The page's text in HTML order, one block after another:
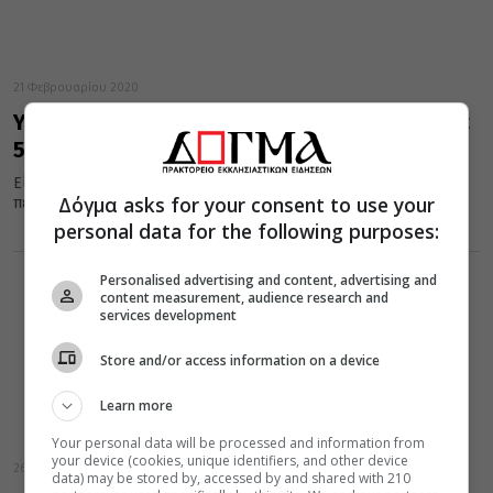
21 Φεβρουαρίου 2020
Υψηλής αισθητικής επιτάφιος πουλήθηκε για
500 χιλιάδες ευρώ!
Είναι ένας Επιτάφιος, ο οποίος παρέμεινε αθέατος για
περισσότερα από 75 χρόνια.
26 Απριλίου 2019
Δόγμα asks for your consent to use your
personal data for the following purposes:
Personalised advertising and content, advertising and
content measurement, audience research and
services development
Store and/or access information on a device
Learn more
Your personal data will be processed and information from
your device (cookies, unique identifiers, and other device
data) may be stored by, accessed by and shared with 210